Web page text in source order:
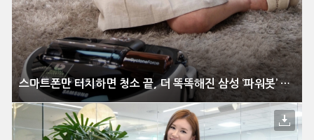
스마트폰만 터치하면 청소 끝, 더 똑똑해진 삼성 ‘파워봇’ 신모델 출시